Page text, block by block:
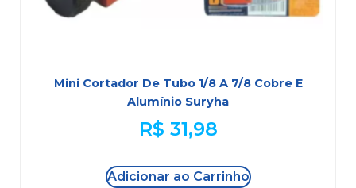
Mini Cortador De Tubo 1/8 A 7/8 Cobre E
Alumínio Suryha
R$ 31,98
Adicionar ao Carrinho